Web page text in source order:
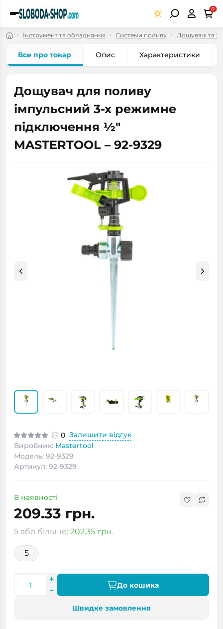
0
Інструмент та обладнання Системи поливу Дощувачі та
Все про товар Опис Характеристики
Дощувач для поливу
імпульсний 3-х режимне
підключення ½"
MASTERTOOL – 92-9329
0 Залишити відгук
Виробник: Mastertool
Модель: 92-9329
Артикул: 92-9329
В наявності
209.33 грн.
5 або більше: 202.35 грн.
5
До кошика
Швидке замовлення